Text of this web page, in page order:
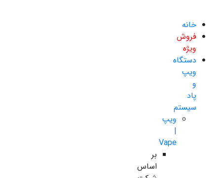
خانه
فروش
ویژه
دستگاه
ویپ
و
پاد
سیستم
ویپ
|
Vape
بر
اساس